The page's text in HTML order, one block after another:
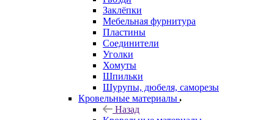
Заклёпки
Мебельная фурнитура
Пластины
Соединители
Уголки
Хомуты
Шпильки
Шурупы, дюбеля, саморезы
Кровельные материалы
Назад